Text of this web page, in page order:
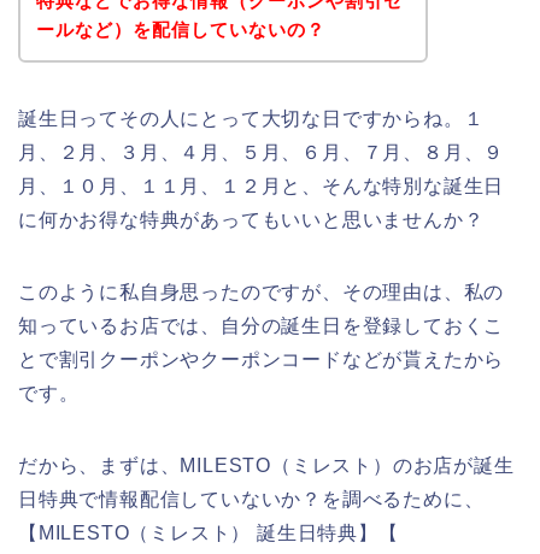
ールなど）を配信していないの？
誕生日ってその人にとって大切な日ですからね。１
月、２月、３月、４月、５月、６月、７月、８月、９
月、１０月、１１月、１２月と、そんな特別な誕生日
に何かお得な特典があってもいいと思いませんか？
このように私自身思ったのですが、その理由は、私の
知っているお店では、自分の誕生日を登録しておくこ
とで割引クーポンやクーポンコードなどが貰えたから
です。
だから、まずは、MILESTO（ミレスト）のお店が誕生
日特典で情報配信していないか？を調べるために、
【MILESTO（ミレスト） 誕生日特典】【